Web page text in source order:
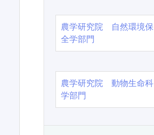
農学研究院 自然環境保
全学部門
農学研究院 動物生命科
学部門